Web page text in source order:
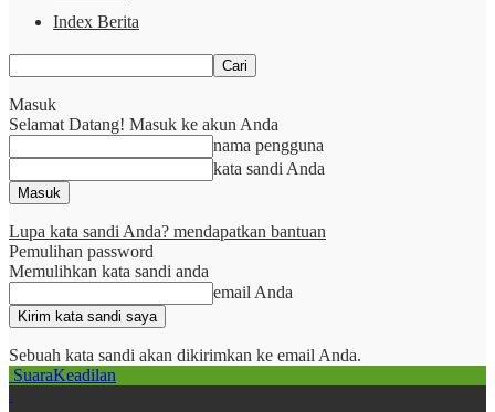
Index Berita
Masuk
Selamat Datang! Masuk ke akun Anda
nama pengguna
kata sandi Anda
Lupa kata sandi Anda? mendapatkan bantuan
Pemulihan password
Memulihkan kata sandi anda
email Anda
Sebuah kata sandi akan dikirimkan ke email Anda.
SuaraKeadilan